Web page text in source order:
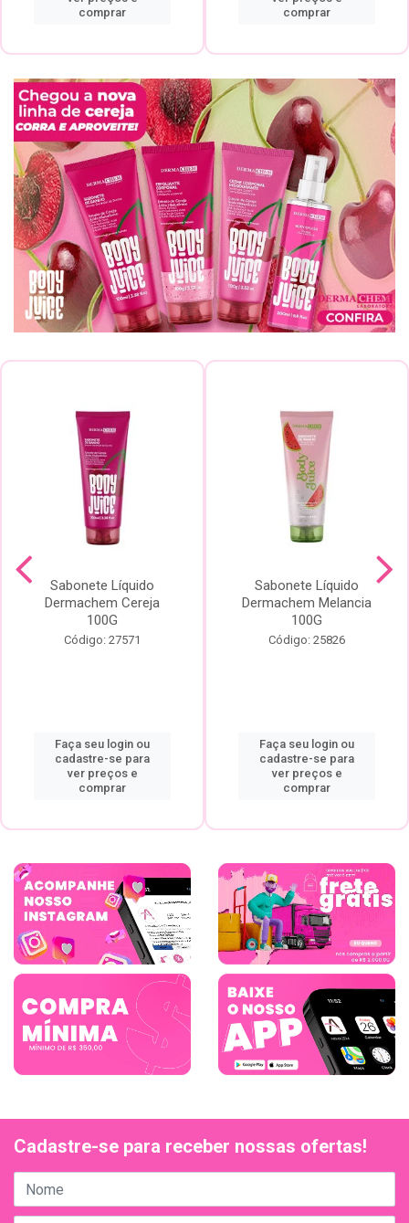
comprar
comprar
Sabonete Líquido
Dermachem Cereja
100G
Código: 27571
Faça seu login ou
cadastre-se para
ver preços e
comprar
Sabonete Líquido
Dermachem Melancia
100G
Código: 25826
Faça seu login ou
cadastre-se para
ver preços e
comprar
Cadastre-se para receber nossas ofertas!